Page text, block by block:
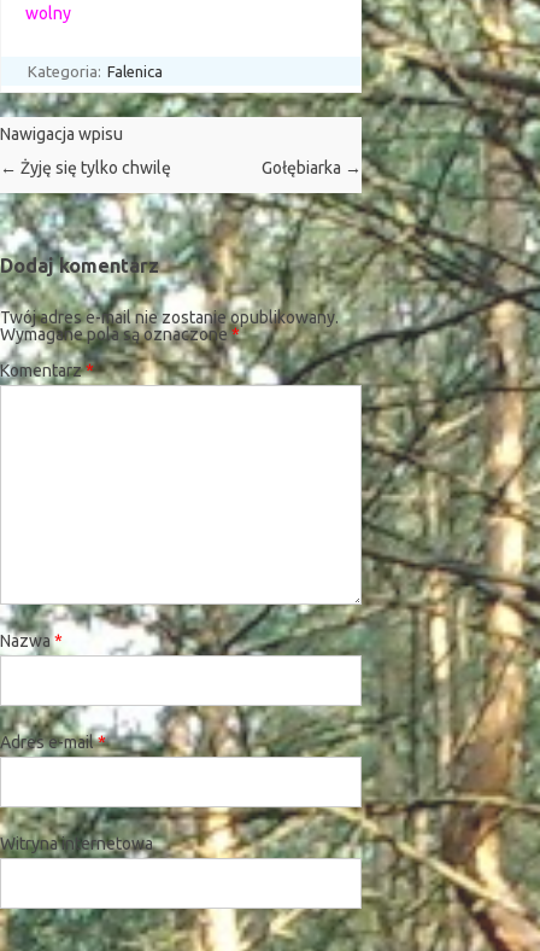
wolny
Kategoria: Falenica
Nawigacja wpisu
← Żyję się tylko chwilę Gołębiarka →
Dodaj komentarz
Twój adres e-mail nie zostanie opublikowany.
Wymagane pola są oznaczone*
Komentarz*
Nazwa*
Adres e-mail*
Witryna internetowa